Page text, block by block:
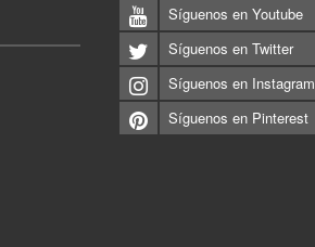
Síguenos en Youtube
Síguenos en Twitter
Síguenos en Instagram
Síguenos en Pinterest